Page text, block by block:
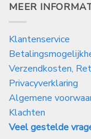
MEER
Klantenservice
Verzendkosten,
Privacyverklaring
Algemene
Klachten
Veel gestelde